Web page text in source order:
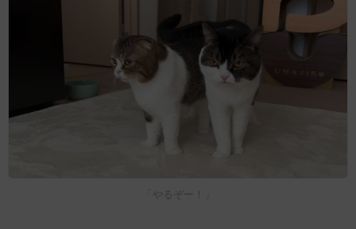
「やるぞー！」